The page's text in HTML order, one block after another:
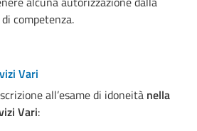
competenza.
Vari
all’esame di idoneità nella
Vari: